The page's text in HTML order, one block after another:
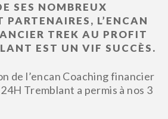
SES NOMBREUX
PARTENAIRES, L’ENCAN
TREK AU PROFIT
EST UN VIF SUCCÈS.
de l’encan Coaching financier
Tremblant a permis à nos 3